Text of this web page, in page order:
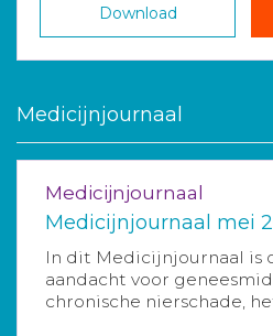
Download
Medicijnjournaal
Medicijnjournaal
Medicijnjournaal mei
In dit Medicijnjournaal is
aandacht voor
chronische nierschade,